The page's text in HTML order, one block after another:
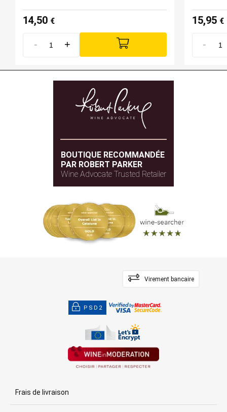
14,50 €
- +
15,95 €
-
BOUTIQUE RECOMMANDÉE
PAR ROBERT PARKER
Wine Advocate Trusted Retailer
Virement bancaire
PSD2
Frais de livraison